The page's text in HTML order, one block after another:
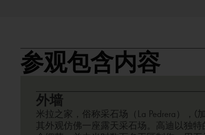
参观包含内容
外墙
米拉之家，俗称采石场（La Pedrera），(
其外观仿佛一座露天采石场。高迪以独